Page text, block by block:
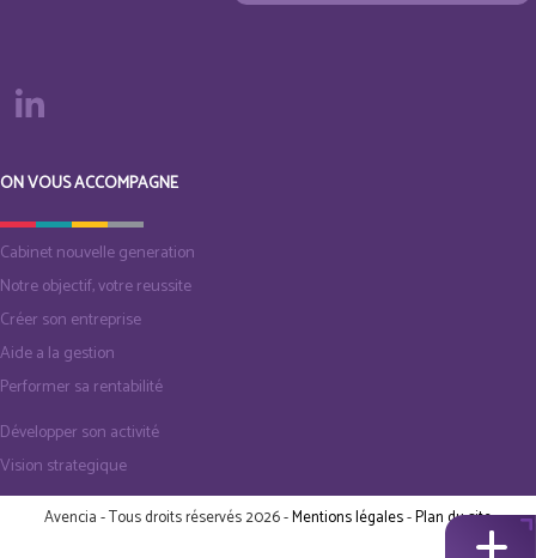
ON VOUS ACCOMPAGNE
Cabinet nouvelle generation
Notre objectif, votre reussite
Créer son entreprise
Aide a la gestion
Performer sa rentabilité
Développer son activité
Vision strategique
Avencia - Tous droits réservés 2026 -Mentions légales-Plan du site